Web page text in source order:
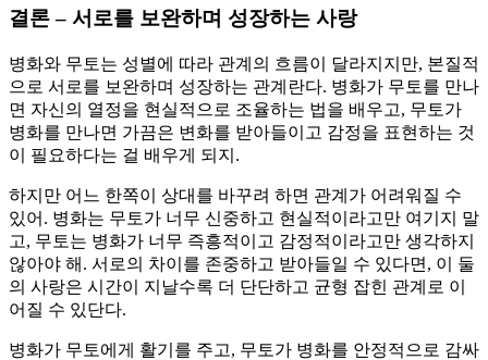
결론 – 서로를 보완하며 성장하는 사랑
병화와 무토는 성별에 따라 관계의 흐름이 달라지지만, 본질적
으로 서로를 보완하며 성장하는 관계란다. 병화가 무토를 만나
면 자신의 열정을 현실적으로 조율하는 법을 배우고, 무토가
병화를 만나면 가끔은 변화를 받아들이고 감정을 표현하는 것
이 필요하다는 걸 배우게 되지.
하지만 어느 한쪽이 상대를 바꾸려 하면 관계가 어려워질 수
있어. 병화는 무토가 너무 신중하고 현실적이라고만 여기지 말
고, 무토는 병화가 너무 즉흥적이고 감정적이라고만 생각하지
않아야 해. 서로의 차이를 존중하고 받아들일 수 있다면, 이 둘
의 사랑은 시간이 지날수록 더 단단하고 균형 잡힌 관계로 이
어질 수 있단다.
병화가 무토에게 활기를 주고, 무토가 병화를 안정적으로 감싸